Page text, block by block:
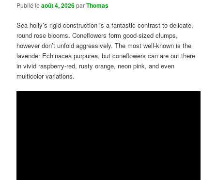
Publié leaoût 4, 2026parThomas
Sea holly’s rigid construction is a fantastic contrast to delicate,
round rose blooms. Coneflowers form good-sized clumps,
however don’t unfold aggressively. The most well-known is the
lavender Echinacea purpurea, but coneflowers can are out there
in vivid raspberry-red, rusty orange, neon pink, and even
multicolor variations.